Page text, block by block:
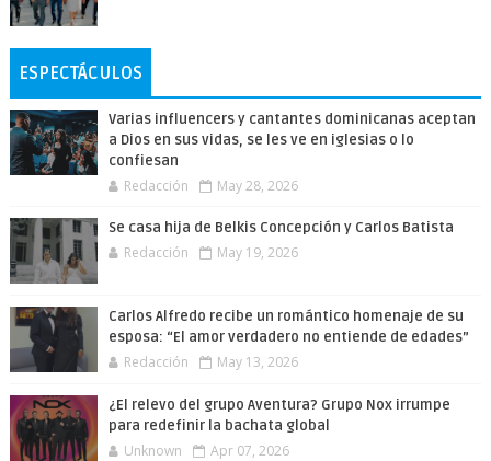
ESPECTÁCULOS
Varias influencers y cantantes dominicanas aceptan
a Dios en sus vidas, se les ve en iglesias o lo
confiesan
Redacción May 28, 2026
Se casa hija de Belkis Concepción y Carlos Batista
Redacción May 19, 2026
Carlos Alfredo recibe un romántico homenaje de su
esposa: “El amor verdadero no entiende de edades”
Redacción May 13, 2026
¿El relevo del grupo Aventura? Grupo Nox irrumpe
para redefinir la bachata global
Unknown Apr 07, 2026